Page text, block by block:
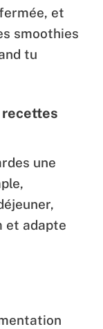
et
smoothies
tu
une
et adapte